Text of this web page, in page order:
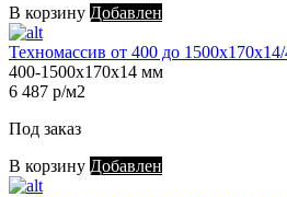
В корзину Добавлен
Техномассив от 400 до
400-1500х170х14 мм
6 487 р/м2
Под заказ
В корзину Добавлен